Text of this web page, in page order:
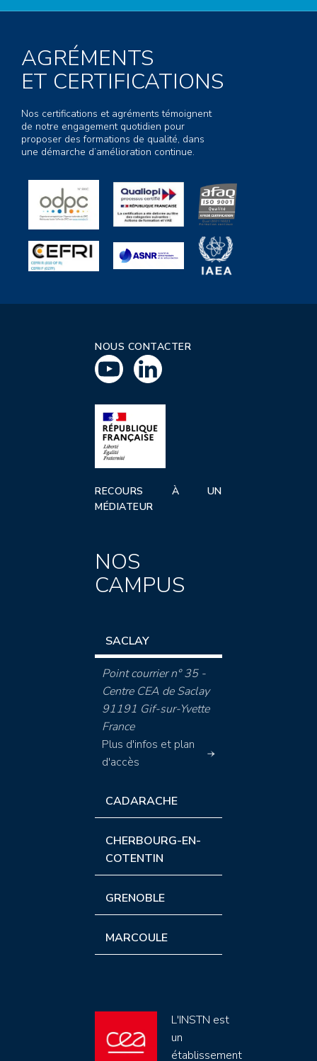
AGRÉMENTS
ET CERTIFICATIONS
Nos certifications et agréments témoignent
de notre engagement quotidien pour
proposer des formations de qualité, dans
une démarche d’amélioration continue.
NOUS CONTACTER
RECOURS À UN
MÉDIATEUR
NOS
CAMPUS
SACLAY
Point courrier n° 35 -
Centre CEA de Saclay
91191 Gif-sur-Yvette
France
Plus d'infos et plan
d'accès
CADARACHE
CHERBOURG-EN-
COTENTIN
GRENOBLE
MARCOULE
L'INSTN est
un
établissement